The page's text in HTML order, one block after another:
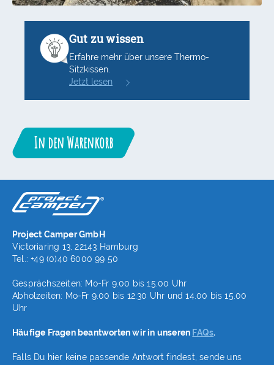
Gut zu wissen
Erfahre mehr über unsere Thermo-
Sitzkissen.
Jetzt lesen
In den Warenkorb
Project Camper GmbH
Victoriaring 13, 22143 Hamburg
Tel.: +49 (0)40 6000 99 50
Gesprächszeiten: Mo-Fr 9.00 bis 15.00 Uhr
Abholzeiten: Mo-Fr 9.00 bis 12.30 Uhr und 14.00 bis 15.00
Uhr
Häufige Fragen beantworten wir in unseren FAQs.
Falls Du hier keine passende Antwort findest, sende uns